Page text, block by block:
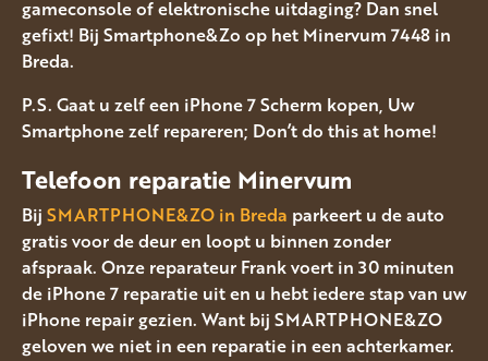
gameconsole of elektronische uitdaging? Dan snel
gefixt! Bij Smartphone&Zo op het Minervum 7448 in
Breda.
P.S. Gaat u zelf een iPhone 7 Scherm kopen, Uw
Smartphone zelf repareren; Don’t do this at home!
Telefoon reparatie Minervum
Bij SMARTPHONE&ZO in Breda parkeert u de auto
gratis voor de deur en loopt u binnen zonder
afspraak. Onze reparateur Frank voert in 30 minuten
de iPhone 7 reparatie uit en u hebt iedere stap van uw
iPhone repair gezien. Want bij SMARTPHONE&ZO
geloven we niet in een reparatie in een achterkamer.